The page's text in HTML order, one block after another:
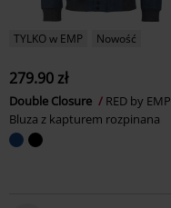
TYLKO w EMP Nowość
279.90 zł
Double Closure
RED by EMP
Bluza z kapturem rozpinana